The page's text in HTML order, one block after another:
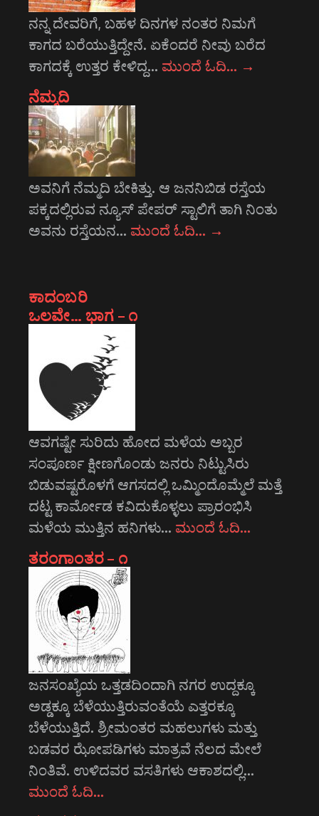
ನನ್ನ ದೇವರಿಗೆ, ಬಹಳ ದಿನಗಳ ನಂತರ ನಿಮಗೆ
ಕಾಗದ ಬರೆಯುತ್ತಿದ್ದೇನೆ. ಏಕೆಂದರೆ ನೀವು ಬರೆದ
ಕಾಗದಕ್ಕೆ ಉತ್ತರ ಕೇಳಿದ್ದ… ಮುಂದೆ ಓದಿ… →
ನೆಮ್ಮದಿ
ಅವನಿಗೆ ನೆಮ್ಮದಿ ಬೇಕಿತ್ತು. ಆ ಜನನಿಬಿಡ ರಸ್ತೆಯ
ಪಕ್ಕದಲ್ಲಿರುವ ನ್ಯೂಸ್ ಪೇಪರ್ ಸ್ಟಾಲಿಗೆ ತಾಗಿ ನಿಂತು
ಅವನು ರಸ್ತೆಯನ… ಮುಂದೆ ಓದಿ… →
ಕಾದಂಬರಿ
ಒಲವೇ… ಭಾಗ – ೧
ಆವಗಷ್ಟೇ ಸುರಿದು ಹೋದ ಮಳೆಯ ಅಬ್ಬರ
ಸಂಪೂರ್ಣ ಕ್ಷೀಣಗೊಂಡು ಜನರು ನಿಟ್ಟುಸಿರು
ಬಿಡುವಷ್ಟರೊಳಗೆ ಆಗಸದಲ್ಲಿ ಒಮ್ಮಿಂದೊಮ್ಮೆಲೆ ಮತ್ತೆ
ದಟ್ಟ ಕಾರ್ಮೋಡ ಕವಿದುಕೊಳ್ಳಲು ಪ್ರಾರಂಭಿಸಿ
ಮಳೆಯ ಮುತ್ತಿನ ಹನಿಗಳು… ಮುಂದೆ ಓದಿ…
ತರಂಗಾಂತರ – ೧
ಜನಸಂಖ್ಯೆಯ ಒತ್ತಡದಿಂದಾಗಿ ನಗರ ಉದ್ದಕ್ಕೂ
ಅಡ್ಡಕ್ಕೂ ಬೆಳೆಯುತ್ತಿರುವಂತೆಯೆ ಎತ್ತರಕ್ಕೂ
ಬೆಳೆಯುತ್ತಿದೆ. ಶ್ರೀಮಂತರ ಮಹಲುಗಳು ಮತ್ತು
ಬಡವರ ಝೋಪಡಿಗಳು ಮಾತ್ರವೆ ನೆಲದ ಮೇಲೆ
ನಿಂತಿವೆ. ಉಳಿದವರ ವಸತಿಗಳು ಆಕಾಶದಲ್ಲಿ…
ಮುಂದೆ ಓದಿ…